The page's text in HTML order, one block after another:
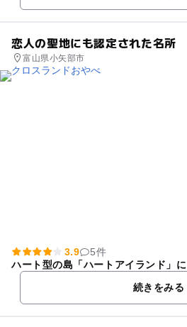
恋人の聖地にも認定された名所
富山県小矢部市
3.9
5件
ハート型の島「ハートアイランド」
続きをみる